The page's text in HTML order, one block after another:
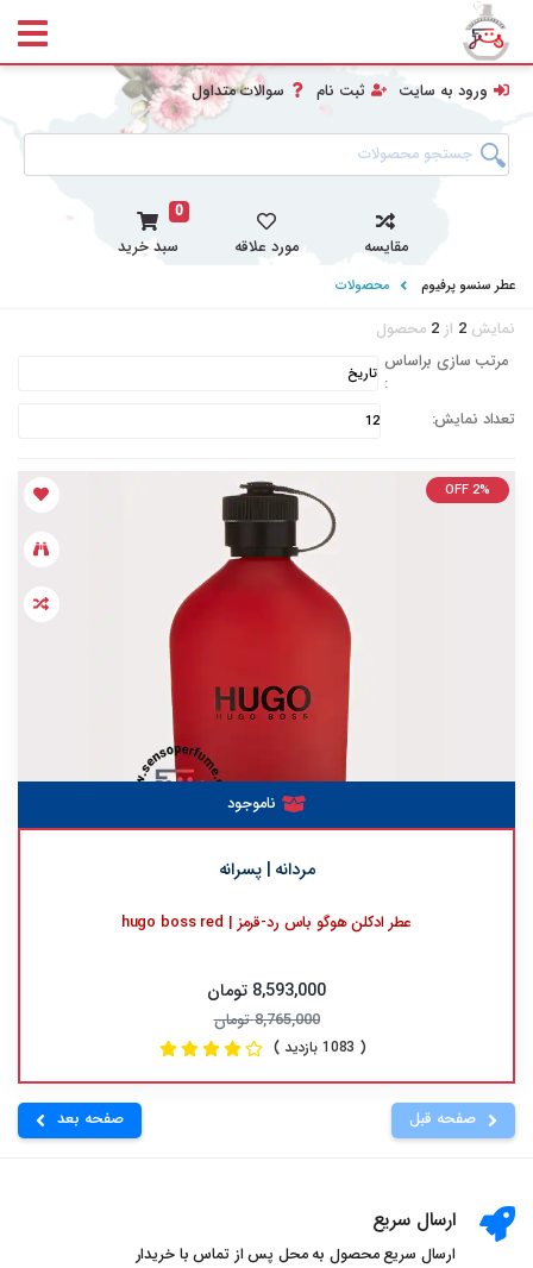
ورود به سایت ثبت نام سوالات متداول
مقایسه مورد علاقه
0
سبد خرید
عطر سنسو پرفیوم محصولات
نمایش 2 از 2 محصول
مرتب سازی براساس
:
تعداد نمایش:
OFF 2%
ناموجود
مردانه | پسرانه
عطر ادکلن هوگو باس رد-قرمز | hugo boss red
8,593,000 تومان
8,765,000 تومان
( 1083 بازدید )
صفحه قبل صفحه بعد
ارسال سریع
ارسال سریع محصول به محل پس از تماس با خریدار